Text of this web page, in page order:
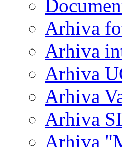
Arhiva
Arhiva
Arhiva
Arhiva
Arhiva
Arhiva